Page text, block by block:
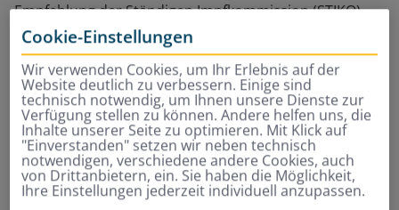
Empfehlung der Ständigen Impfkommission (STIKO).
Cookie-Einstellungen
Wir verwenden Cookies, um Ihr Erlebnis auf der
Website deutlich zu verbessern. Einige sind
technisch notwendig, um Ihnen unsere Dienste zur
Verfügung stellen zu können. Andere helfen uns, die
Inhalte unserer Seite zu optimieren. Mit Klick auf
"Einverstanden" setzen wir neben technisch
notwendigen, verschiedene andere Cookies, auch
von Drittanbietern, ein. Sie haben die Möglichkeit,
Ihre Einstellungen jederzeit individuell anzupassen.